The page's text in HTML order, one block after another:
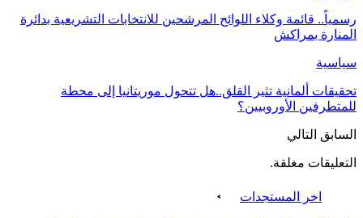
رسمياً.. قائمة وكلاء اللوائح المرشحين للانتخابات التشريعية بدائرة
المنارة بمراكش
سياسية
تحقيقات ألمانية تثير القلق..هل تتحول موريتانيا إلى محطة
للمتطرفين الأوروبيين؟
السابق التالي
التعليقات مغلقة.
اخر المستجدات